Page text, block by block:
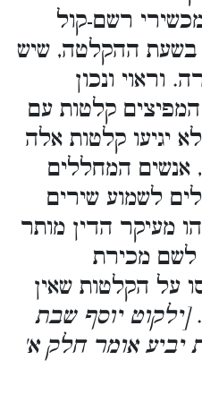
רשם-קול
בשעת ההקלטה, שיש
וראוי ונכון
קלטות עם
יגיעו קלטות אלה
אנשים המחללים
לשמוע שירים
מעיקר הדין מותר
לשם מכירת
על הקלטות שאין
[ילקוט יוסף שבת
יביע אומר חלק א'